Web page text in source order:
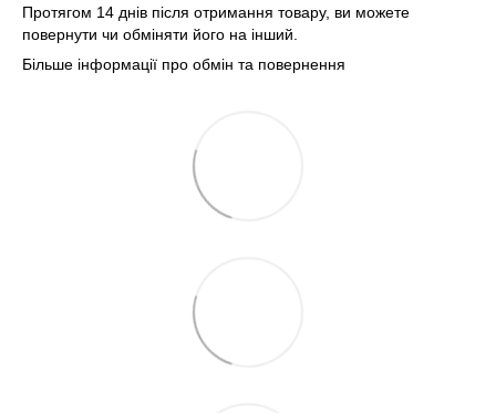
Протягом 14 днів після отримання товару, ви можете
повернути чи обміняти його на інший.
Більше інформації про обмін та повернення